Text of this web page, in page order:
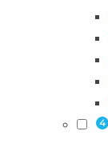
4